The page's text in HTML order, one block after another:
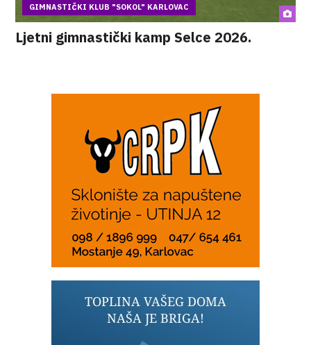
GIMNASTIČKI KLUB "SOKOL" KARLOVAC
Ljetni gimnastički kamp Selce 2026.